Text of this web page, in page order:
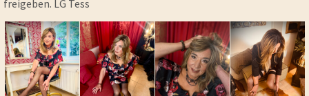
freigeben. LG Tess